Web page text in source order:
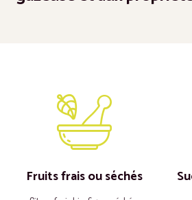
Fruits frais ou séchés